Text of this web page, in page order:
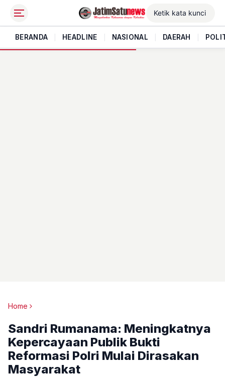
BERANDA HEADLINE NASIONAL DAERAH
Home
Sandri Rumanama: Meningkatnya
Kepercayaan Publik Bukti
Reformasi Polri Mulai Dirasakan
Masyarakat